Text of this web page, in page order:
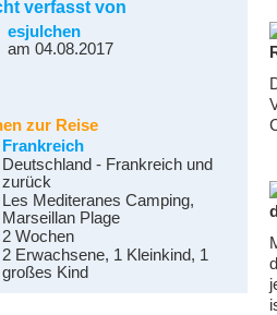
verfasst von
esjulchen
am 04.08.2017
zur Reise
Frankreich
Deutschland - Frankreich und
zurück
Les Mediteranes Camping,
Marseillan Plage
2 Wochen
2 Erwachsene, 1 Kleinkind, 1
großes Kind